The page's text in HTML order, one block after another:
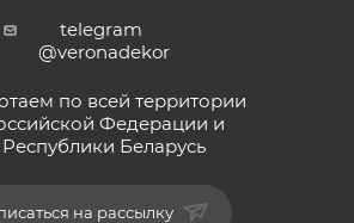
telegram
@veronadekor
по всей территории
Федерации и
Республики Беларусь
на рассылку